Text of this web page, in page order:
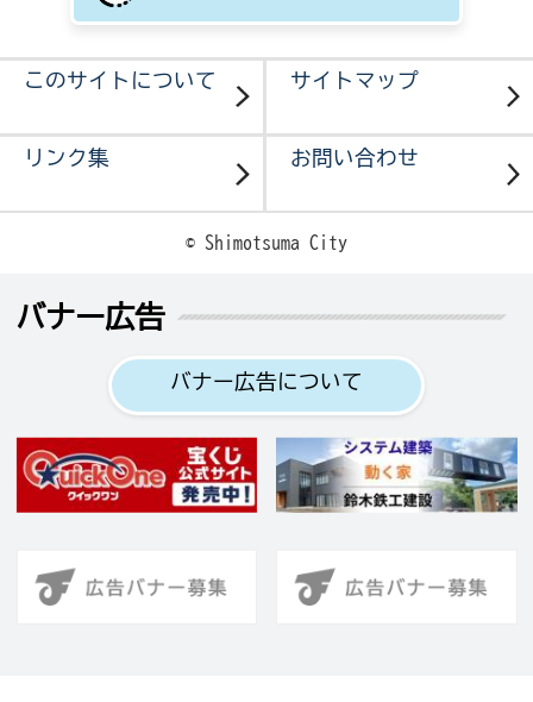
このサイトについて サイトマップ
リンク集 お問い合わせ
© Shimotsuma City
バナー広告
バナー広告について